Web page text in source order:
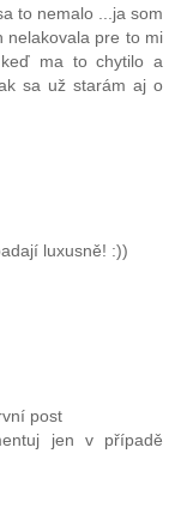
to nemalo ...ja som
nelakovala pre to mi
ma to chytilo a
sa už starám aj o
luxusně! :))
post
jen v případě